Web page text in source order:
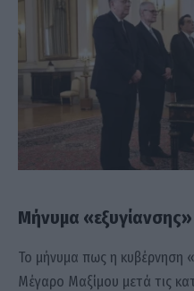
Μήνυμα «εξυγίανσης»
Το μήνυμα πως η κυβέρνηση
Μέγαρο Μαξίμου μετά τις